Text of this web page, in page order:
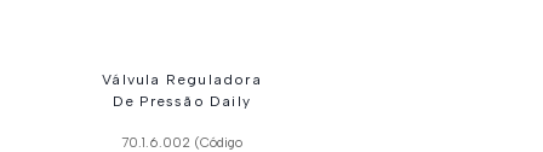
Válvula Reguladora
De Pressão Daily
70.1.6.002 (Código